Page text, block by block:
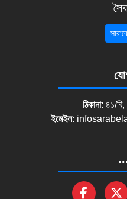
ঠিকানা: ৪১/বি,
ইমেইল: